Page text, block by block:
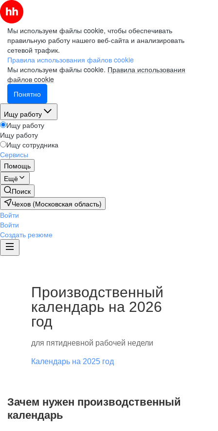
Мы используем файлы cookie, чтобы обеспечивать
правильную работу нашего веб-сайта и анализировать
сетевой трафик.
Правила использования файлов cookie
Мы используем файлы cookie. Правила использования
файлов cookie
Понятно
Ищу работу
Ищу работу
Ищу работу
Ищу сотрудника
Сервисы
Помощь
Ещё
Поиск
Чехов (Московская область)
Войти
Войти
Создать резюме
Производственный
календарь на 2026
год
для пятидневной рабочей недели
Календарь на 2025 год
Зачем нужен производственный
календарь